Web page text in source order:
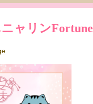
ニャリンFortune